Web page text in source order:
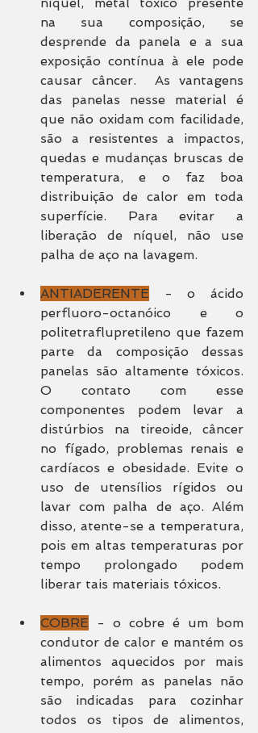
na sua composição, se
desprende da panela e a sua
exposição contínua à ele pode
causar câncer.  As vantagens
das panelas nesse material é
que não oxidam com facilidade,
são a resistentes a impactos,
quedas e mudanças bruscas de
temperatura, e o faz boa
distribuição de calor em toda
superfície. Para evitar a
liberação de níquel, não use
palha de aço na lavagem.
ANTIADERENTE - o ácido
perfluoro-octanóico e o
politetraflupretileno que fazem
parte da composição dessas
panelas são altamente tóxicos.
O contato com esse
componentes podem levar a
distúrbios na tireoide, câncer
no fígado, problemas renais e
cardíacos e obesidade. Evite o
uso de utensílios rígidos ou
lavar com palha de aço. Além
disso, atente-se a temperatura,
pois em altas temperaturas por
tempo prolongado podem
liberar tais materiais tóxicos.
COBRE - o cobre é um bom
condutor de calor e mantém os
alimentos aquecidos por mais
tempo, porém as panelas não
são indicadas para cozinhar
todos os tipos de alimentos,